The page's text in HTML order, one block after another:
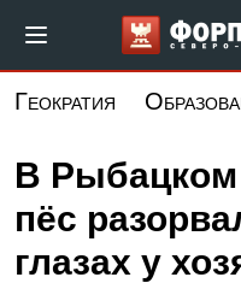
основному
Геократия
В Рыбацком
пёс
глазах у